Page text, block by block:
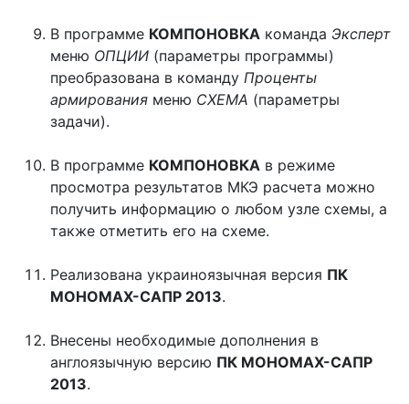
В программе КОМПОНОВКА команда Эксперт
меню ОПЦИИ (параметры программы)
преобразована в команду Проценты
армирования меню СХЕМА (параметры
задачи).
В программе КОМПОНОВКА в режиме
просмотра результатов МКЭ расчета можно
получить информацию о любом узле схемы, а
также отметить его на схеме.
Реализована украиноязычная версия ПК
МОНОМАХ-САПР 2013.
Внесены необходимые дополнения в
англоязычную версию ПК МОНОМАХ-САПР
2013.